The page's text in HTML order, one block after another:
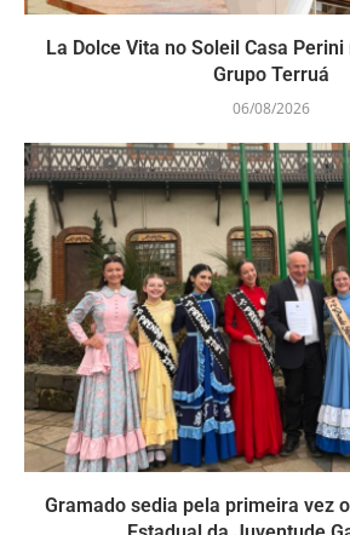
La Dolce Vita no Soleil Casa
Grupo Terruá
06/08/2026
Gramado sedia pela primeira vez